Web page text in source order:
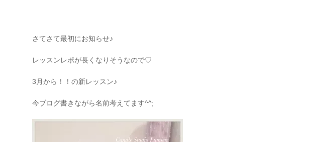
さてさて最初にお知らせ♪
レッスンレポが長くなりそうなので♡
3月から！！の新レッスン♪
今ブログ書きながら名前考えてます^^;